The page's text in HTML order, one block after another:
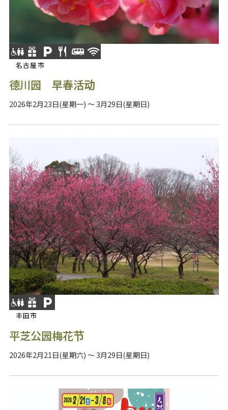
名古屋市
德川园 早春活动
2026年2月23日(星期一) ～ 3月29日(星期日)
丰田市
平芝公园梅花节
2026年2月21日(星期六) ～ 3月29日(星期日)